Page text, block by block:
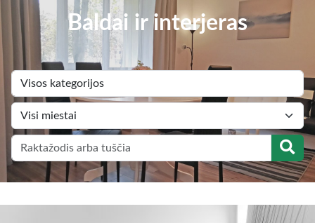
Baldai ir interjeras